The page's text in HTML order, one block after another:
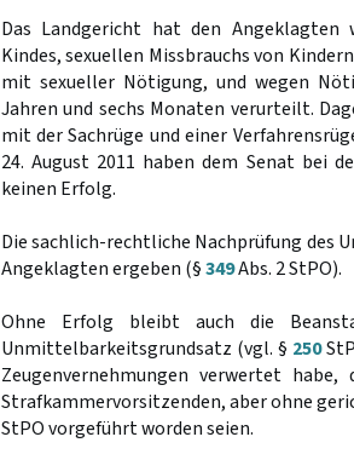
Das Landgericht hat den Angeklagten
Kindes, sexuellen Missbrauchs von
mit sexueller Nötigung, und wegen
Jahren und sechs Monaten verurteilt.
mit der Sachrüge und einer
24. August 2011 haben dem Senat bei
keinen Erfolg.
Die sachlich-rechtliche Nachprüfung des
Angeklagten ergeben (§349Abs. 2 StPO).
Ohne Erfolg bleibt auch die
Unmittelbarkeitsgrundsatz (vgl. § 250
Zeugenvernehmungen verwertet
Strafkammervorsitzenden, aber ohne
StPO vorgeführt worden seien.